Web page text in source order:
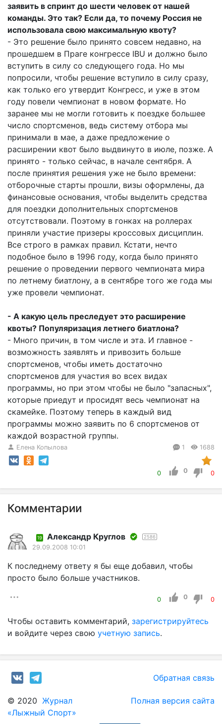
заявить в спринт до шести человек от нашей
команды. Это так? Если да, то почему Россия не
использовала свою максимальную квоту?
- Это решение было принято совсем недавно, на
прошедшем в Праге конгрессе IBU и должно было
вступить в силу со следующего года. Но мы
попросили, чтобы решение вступило в силу сразу,
как только его утвердит Конгресс, и уже в этом
году повели чемпионат в новом формате. Но
заранее мы не могли готовить к поездке большее
число спортсменов, ведь систему отбора мы
принимали в мае, а даже предложение о
расширении квот было выдвинуто в июле, позже. А
принято - только сейчас, в начале сентября. А
после принятия решения уже не было времени:
отборочные старты прошли, визы оформлены, да
финансовые основания, чтобы выделить средства
для поездки дополнительных спортсменов
отсутствовали. Поэтому в гонках на роллерах
приняли участие призеры кроссовых дисциплин.
Все строго в рамках правил. Кстати, нечто
подобное было в 1996 году, когда было принято
решение о проведении первого чемпионата мира
по летнему биатлону, а в сентябре того же года мы
уже провели чемпионат.
- А какую цель преследует это расширение
квоты? Популяризация летнего биатлона?
- Много причин, в том числе и эта. И главное -
возможность заявлять и привозить больше
спортсменов, чтобы иметь достаточно
спортсменов для участия во всех видах
программы, но при этом чтобы не было "запасных",
которые приедут и просидят весь чемпионат на
скамейке. Поэтому теперь в каждый вид
программы можно заявить по 6 спортсменов от
каждой возрастной группы.
Елена Копылова 1 1688
0 0 0
Комментарии
19 Александр Круглов 2586
29.09.2008 10:01
К последнему ответу я бы еще добавил, чтобы
просто было больше участников.
0 0 0
Чтобы оставить комментарий, зарегистрируйтесь
и войдите через свою учетную запись.
Обратная связь
© 2020 Журнал
«Лыжный Спорт»
Полная версия сайта